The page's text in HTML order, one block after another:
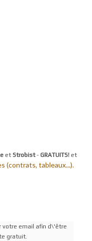
et Strobist- GRATUITS! et
(contrats, tableaux...).
votre email afin d\'être
gratuit.